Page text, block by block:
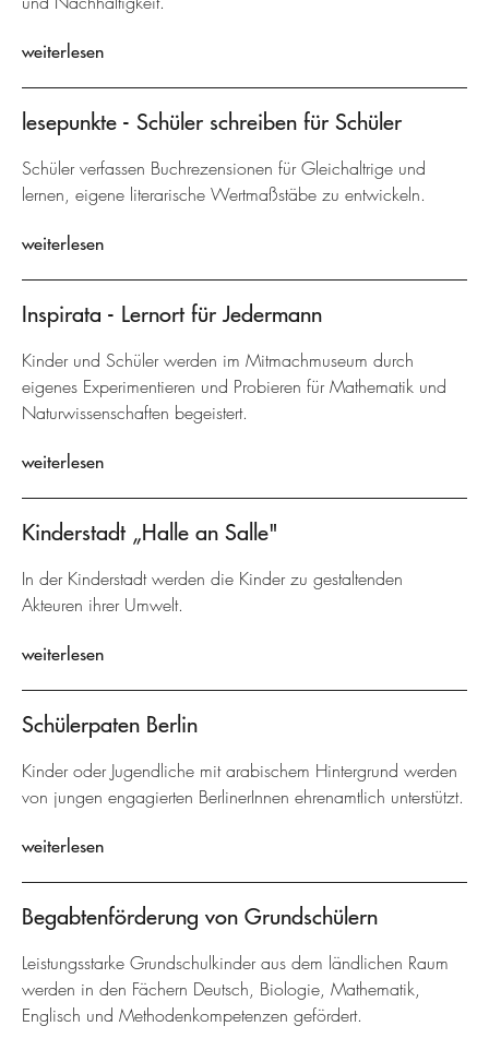
weiterlesen
lesepunkte - Schüler schreiben für Schüler
Schüler verfassen Buchrezensionen für Gleichaltrige und
lernen, eigene literarische Wertmaßstäbe zu entwickeln.
weiterlesen
Inspirata - Lernort für Jedermann
Kinder und Schüler werden im Mitmachmuseum durch
eigenes Experimentieren und Probieren für Mathematik und
Naturwissenschaften begeistert.
weiterlesen
Kinderstadt „Halle an Salle"
In der Kinderstadt werden die Kinder zu gestaltenden
Akteuren ihrer Umwelt.
weiterlesen
Schülerpaten Berlin
Kinder oder Jugendliche mit arabischem Hintergrund werden
von jungen engagierten BerlinerInnen ehrenamtlich unterstützt.
weiterlesen
Begabtenförderung von Grundschülern
Leistungsstarke Grundschulkinder aus dem ländlichen Raum
werden in den Fächern Deutsch, Biologie, Mathematik,
Englisch und Methodenkompetenzen gefördert.